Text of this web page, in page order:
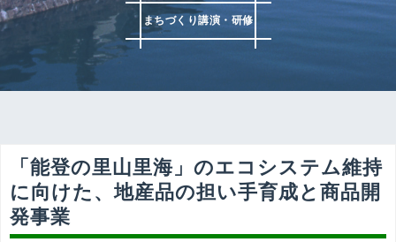
まちづくり講演・研修
「能登の里山里海」のエコシステム維持
に向けた、地産品の担い手育成と商品開
発事業